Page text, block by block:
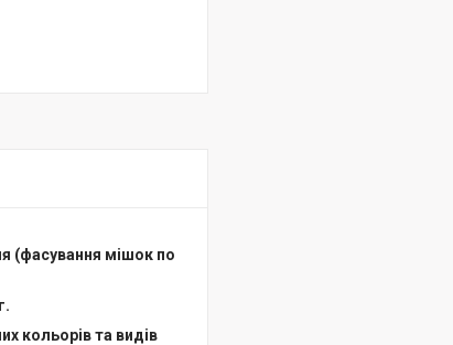
(фасування мішок по
кольорів та видів